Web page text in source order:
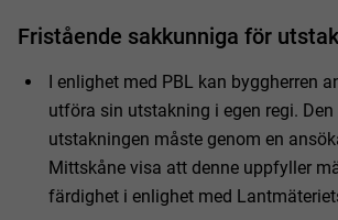
Fristående sakkunniga för
I enlighet med PBL kan byggherren
utföra sin utstakning i egen regi.
utstakningen måste genom en
Mittskåne visa att denne uppfyller
färdighet i enlighet med